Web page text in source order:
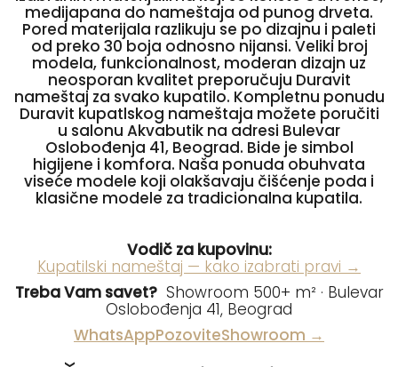
medijapana do nameštaja od punog drveta.
Pored materijala razlikuju se po dizajnu i paleti
od preko 30 boja odnosno nijansi. Veliki broj
modela, funkcionalnost, moderan dizajn uz
neosporan kvalitet preporučuju Duravit
nameštaj za svako kupatilo. Kompletnu ponudu
Duravit kupatlskog nameštaja možete poručiti
u salonu Akvabutik na adresi Bulevar
Oslobođenja 41, Beograd. Bide je simbol
higijene i komfora. Naša ponuda obuhvata
viseće modele koji olakšavaju čišćenje poda i
klasične modele za tradicionalna kupatila.
Vodič za kupovinu:
Kupatilski nameštaj — kako izabrati pravi →
Treba Vam savet?Showroom 500+ m² · Bulevar
Oslobođenja 41, Beograd
WhatsAppPozoviteShowroom →